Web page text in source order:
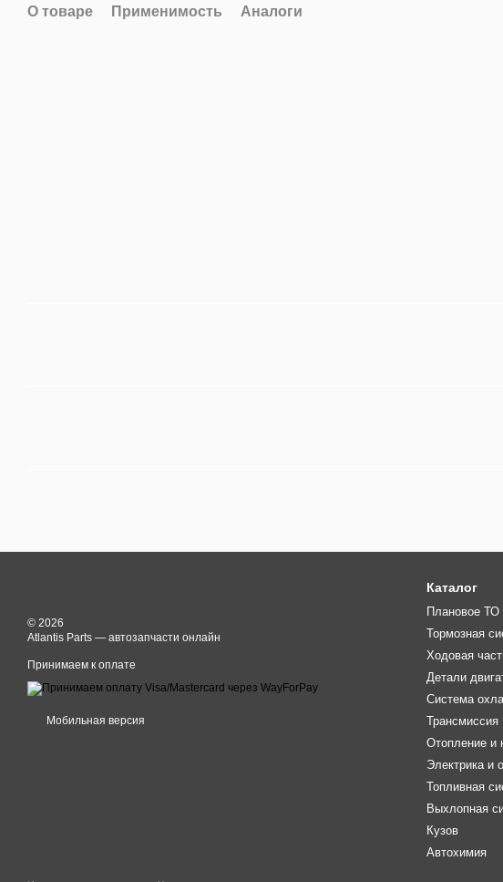
О товаре Применимость Аналоги
© 2026
Atlantis Parts — автозапчасти онлайн
Принимаем к оплате
Мобильная версия
Каталог
Плановое ТО
Тормозная
Ходовая
Детали
Система
Трансмиссия
Отопление и
Электрика и
Топливная
Выхлопная
Кузов
Автохимия